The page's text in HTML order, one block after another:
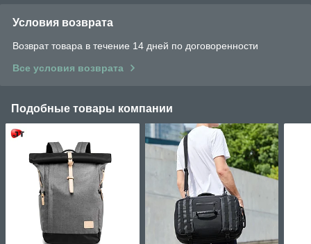
Условия возврата
Возврат товара в течение 14 дней по договоренности
Все условия возврата
Подобные товары компании